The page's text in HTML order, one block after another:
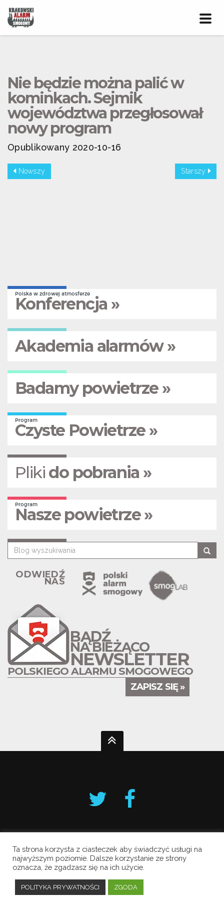
Nie będzie można palić w
kominkach. Sejmik
województwa przegłosował
nowy program
Opublikowany 2020-10-16
Nowszy Starszy
Polska w zdrowej atmosferze
Konferencja »
Akademia alarmów »
Badamy powietrze »
Program
Czyste Powietrze »
Pliki do pobrania »
Program
Nasze powietrze »
ODWIEDŹ
NAS
BĄDŹ
NA BIEŻĄCO
NEWSLETTER
POLSKIEGO ALARMU SMOGOWEGO
ZAPISZ SIĘ »
Krakowski Alarm Smogowy
Copyright © 2019 All Rights Reserved.
Polityka prywatności
Ta strona korzysta z ciasteczek aby świadczyć usługi na
najwyższym poziomie. Dalsze korzystanie ze strony
oznacza, że zgadzasz się na ich użycie.
POLITYKA PRYWATNOŚCI ZGODA